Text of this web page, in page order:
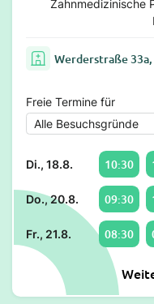
Zahnmedizinische
Werderstraße
Freie Termine für
Di., 18.8. 10:30
Do., 20.8. 09:30
Fr., 21.8. 08:30